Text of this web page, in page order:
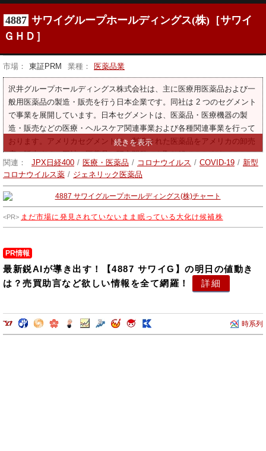
4887 サワイグループホールディングス(株)［サワイ
ＧＨＤ］
市場： 東証PRM 業種： 医薬品業
沢井グループホールディングス株式会社は、主に医療用医薬品および一
般用医薬品の製造・販売を行う日本企業です。同社は 2 つのセグメント
で事業を展開しています。日本セグメントは、医薬品・医療機器の製
造・販売などの医療・ヘルスケア関連事業および各種関連事業を行って
おります。アメリカセグメントは、製造された医薬品をアメリカの卸売
店に販売する。同社は医薬品の研究開発にも取り組んでいます。
関連：
JPX日経400 / 医療・医薬品 / コロナウイルス / COVID-19 / 新型
コロナウイルス薬 / ジェネリック医薬品
まだ市場に発見されていないまま眠っている大化け候補株
PR情報
最新鋭AIが導き出す！【4887 サワイG】の明日の値動き
は？売買助言など欲しい情報を全て網羅！
詳細
時系列